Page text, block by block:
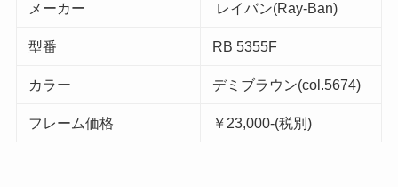
メーカー レイバン(Ray-Ban)
型番 RB 5355F
カラー デミブラウン(col.5674)
フレーム価格 ￥23,000-(税別)